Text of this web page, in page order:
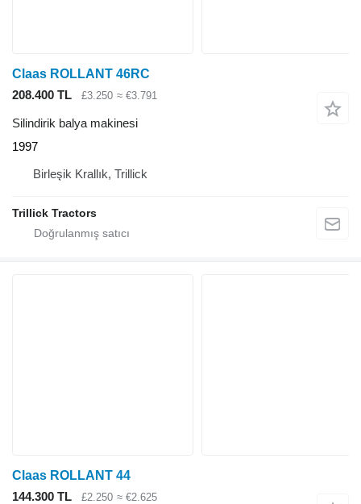
Claas ROLLANT 46RC
208.400 TL
£3.250 ≈ €3.791
Silindirik balya makinesi
1997
Birleşik Krallık, Trillick
Trillick Tractors
Claas ROLLANT 44
144.300 TL
£2.250 ≈ €2.625